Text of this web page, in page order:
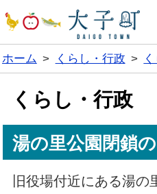
ホーム > くらし・行政 >
くらし・行政
湯の里公園閉鎖
旧役場付近にある湯の